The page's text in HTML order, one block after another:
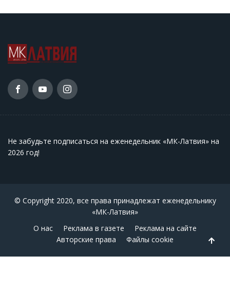
Не забудьте подписаться на еженедельник «МК-Латвия» на
2026 год!
© Copyright 2020, все права принадлежат еженедельнику
«МК-Латвия»
О нас
Реклама в газете
Реклама на сайте
Авторские права
Файлы cookie